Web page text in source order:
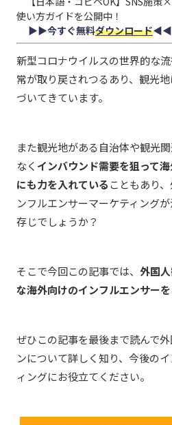
使い方ガイドを公開中！
▶︎▶︎今すぐ無料ダウンロード◀︎◀︎
新型コロナウイルスの世界的な
常が取り戻されつるあり、 観光
づいてきています。
また観光地がある自治体や観光
なく インバウンド需要を狙って
にも力を入れていることもあり
ンフルエンサーマーケティング
存じでしょうか？
そこで今回この記事では、 外国
な海外向けのインフルエンサー
ぜひこの記事を最後まで読んで
ンについて詳しく知り、今後の
ィングにお役立てください。